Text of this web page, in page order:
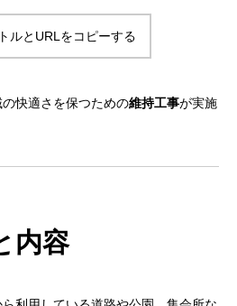
ルとURLをコピーする
快適さを保つための維持工事が実施
内容